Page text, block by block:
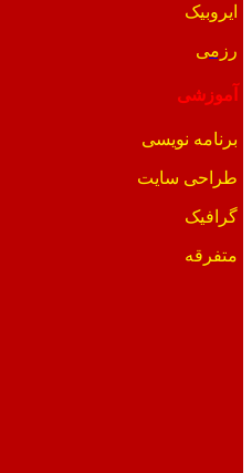
ایروبیک
رزمی
آموزشی
برنامه نویسی
طراحی سایت
گرافیک
متفرقه